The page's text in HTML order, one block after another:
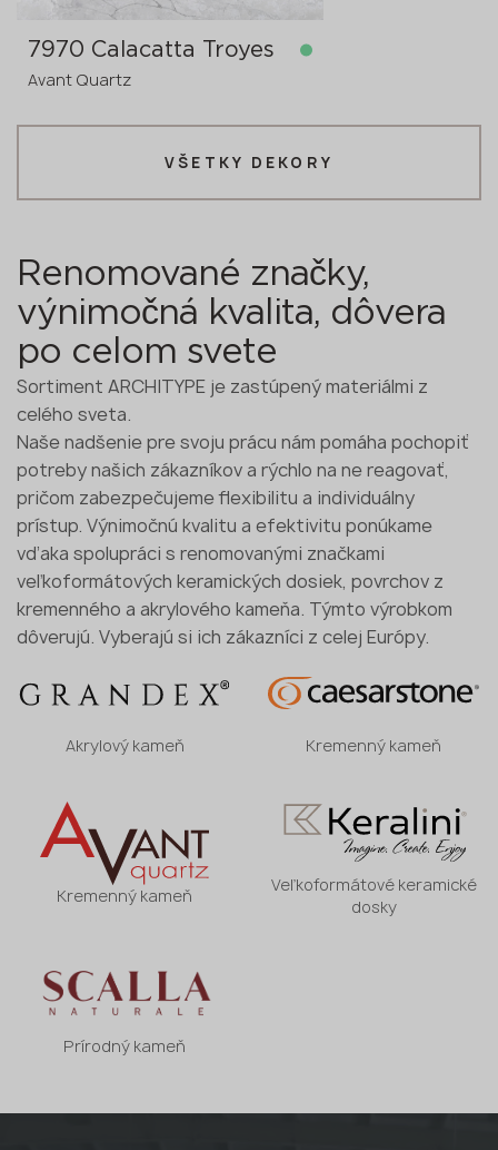
7970 Calacatta Troyes
Avant Quartz
3200x1600x20 mm skladom
Black Galaxy Leather
Scalla Naturale
Absolute Black
Keralini
3200x1600x12 mm skladom
GRANDEX
3680x760x12 mm skladom
KS205 Pebble Grey
KRAFFTEN
4300x1830x12 mm skladom
VŠETKY DEKORY
Renomované značky,
výnimočná kvalita, dôvera
po celom svete
Sortiment ARCHITYPE je zastúpený materiálmi z
celého sveta.
Naše nadšenie pre svoju prácu nám pomáha pochopiť
potreby našich zákazníkov a rýchlo na ne reagovať,
pričom zabezpečujeme flexibilitu a individuálny
prístup. Výnimočnú kvalitu a efektivitu ponúkame
vďaka spolupráci s renomovanými značkami
veľkoformátových keramických dosiek, povrchov z
kremenného a akrylového kameňa. Týmto výrobkom
dôverujú. Vyberajú si ich zákazníci z celej Európy.
Akrylový kameň Kremenný kameň
Kremenný kameň
Veľkoformátové keramické
dosky
Prírodný kameň